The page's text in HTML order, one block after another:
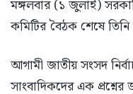
মঙ্গলবার (১ জুলাই)
কমিটির বৈঠক শেষে
আগামী জাতীয় সংসদ
সাংবাদিকদের এক প্রশ্নের